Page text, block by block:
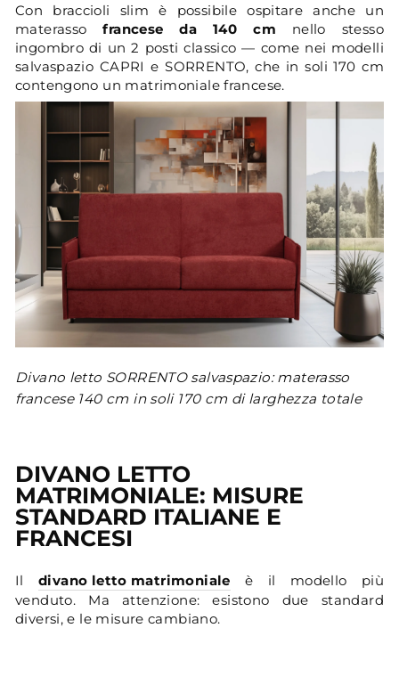
Con braccioli slim è possibile ospitare anche un
materassofrancese da 140 cm nello stesso
ingombro di un 2 posti classico — come nei modelli
salvaspazio CAPRI e SORRENTO, che in soli 170 cm
contengono un matrimoniale francese.
Divano letto SORRENTO salvaspazio: materasso
francese 140 cm in soli 170 cm di larghezza totale
DIVANO LETTO
MATRIMONIALE: MISURE
STANDARD ITALIANE E
FRANCESI
Ildivano letto matrimoniale è il modello più
venduto. Ma attenzione: esistono due standard
diversi, e le misure cambiano.